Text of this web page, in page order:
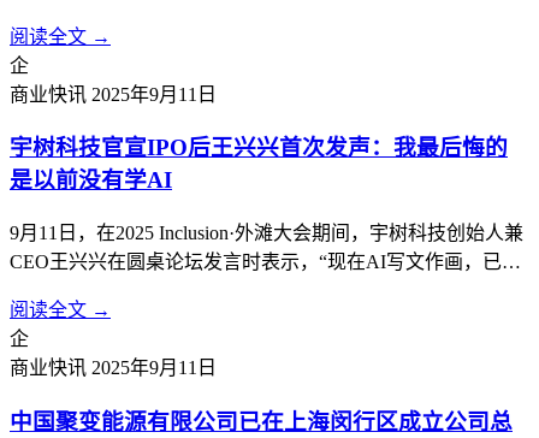
期为盾安环境智能制造总部基地项目，第二期为盾安环境新能
源汽车热管理总部基地项目。计划建设盾安环境制冷核心零部
件及新能源汽车热管理核心...
阅读全文 →
企
商业快讯 2025年9月11日
宇树科技官宣IPO后王兴兴首次发声：我最后悔的
是以前没有学AI
9月11日，在2025 Inclusion·外滩大会期间，宇树科技创始人兼
CEO王兴兴在圆桌论坛发言时表示，“现在AI写文作画，已经
漠。”这是宇树科技宣布IPO计划后，他首次公开现身，畅谈
大模型时代机器人产业发展的机遇与挑战。王兴兴及他所创
立...
阅读全文 →
企
商业快讯 2025年9月11日
中国聚变能源有限公司已在上海闵行区成立公司总